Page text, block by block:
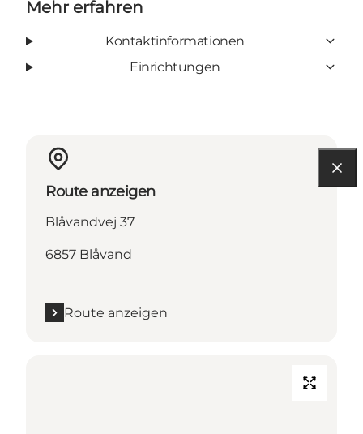
Mehr erfahren
Kontaktinformationen
Einrichtungen
Route anzeigen
Blåvandvej 37
6857 Blåvand
Route anzeigen